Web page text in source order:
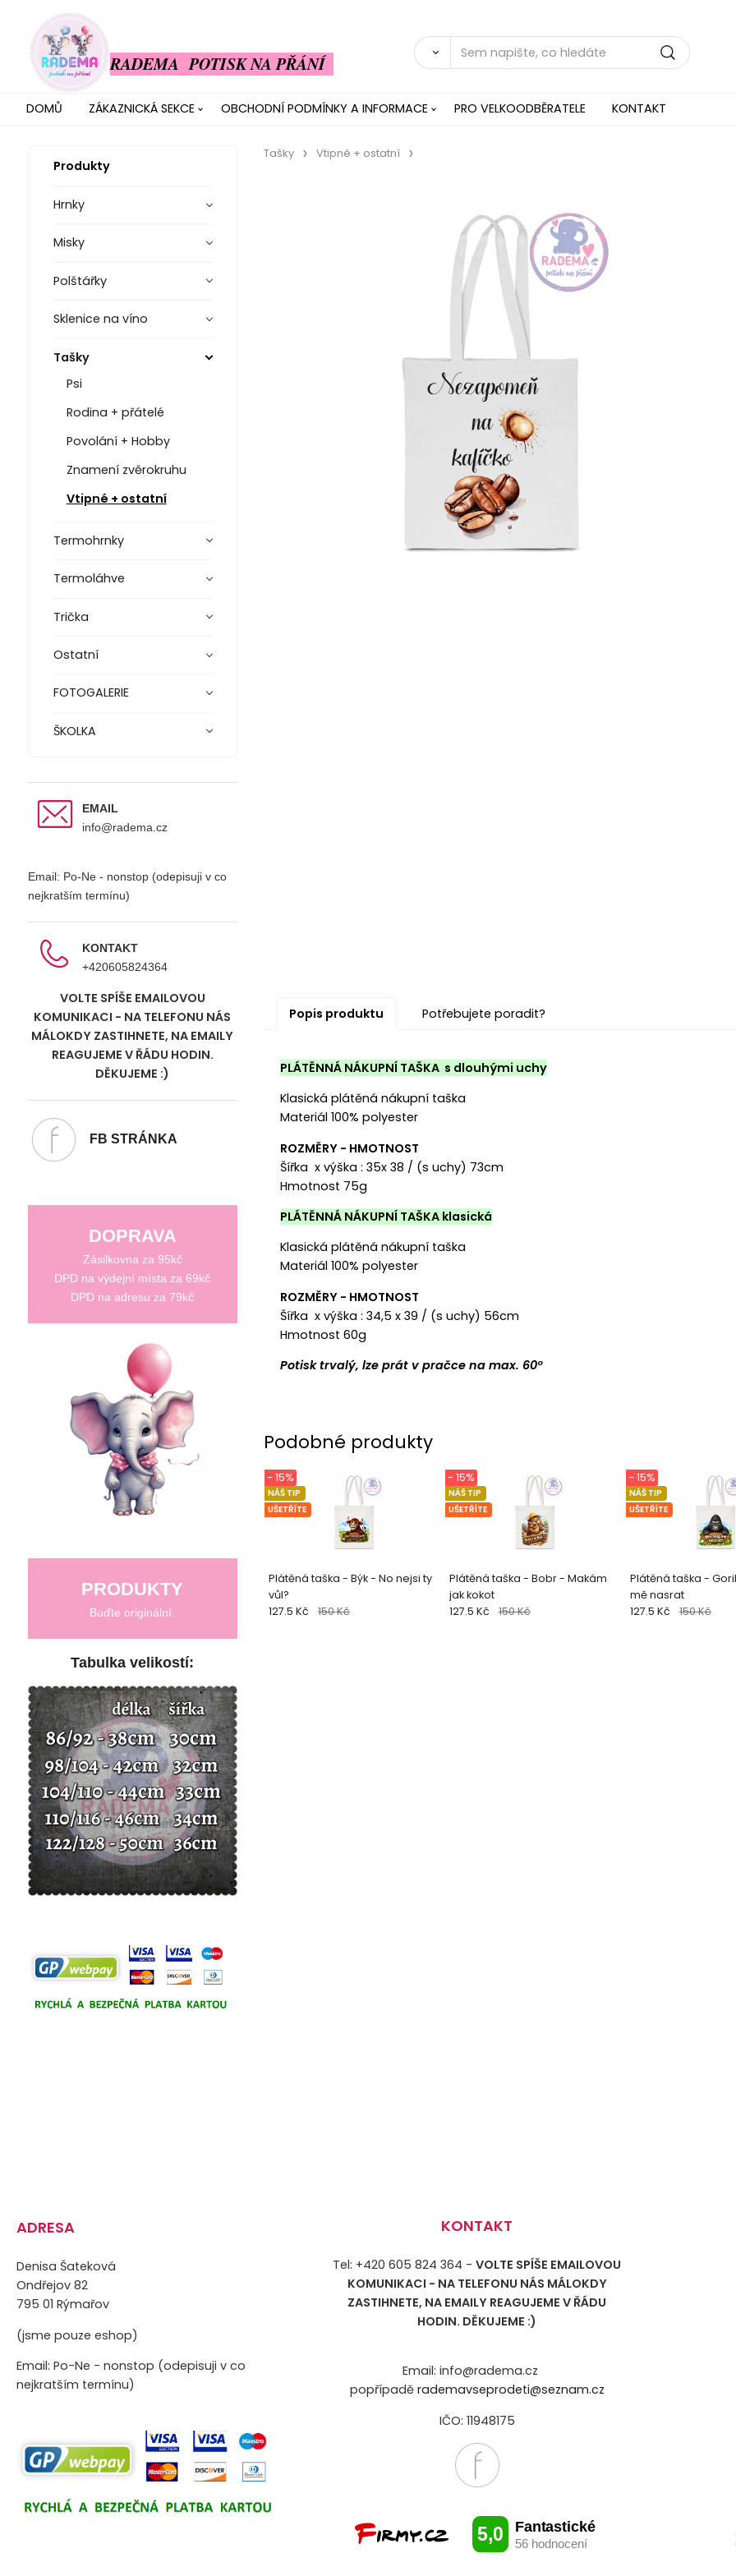
RADEMA POTISK NA PŘÁNÍ
DOMŮ ZÁKAZNICKÁ SEKCE OBCHODNÍ PODMÍNKY A INFORMACE PRO VELKOODBĚRATELE KONTAKT
Produkty
Hrnky
Misky
Polštářky
Sklenice na víno
Tašky
Psi
Rodina + přátelé
Povolání + Hobby
Znamení zvěrokruhu
Vtipné + ostatní
Termohrnky
Termoláhve
Trička
Ostatní
FOTOGALERIE
ŠKOLKA
EMAIL
info@radema.cz
Email: Po-Ne - nonstop (odepisuji v co
nejkratším termínu)
KONTAKT
+420605824364
VOLTE SPÍŠE EMAILOVOU
KOMUNIKACI - NA TELEFONU NÁS
MÁLOKDY ZASTIHNETE, NA EMAILY
REAGUJEME V ŘÁDU HODIN.
DĚKUJEME :)
FB STRÁNKA
DOPRAVA
Zásilkovna za 95kč
DPD na výdejní místa za 69kč
DPD na adresu za 79kč
PRODUKTY
Buďte originální.
Tabulka velikostí:
Tašky Vtipné + ostatní
Popis produktu Potřebujete poradit?
PLÁTĚNNÁ NÁKUPNÍ TAŠKA s dlouhými uchy
Klasická plátěná nákupní taška
Materiál 100% polyester
ROZMĚRY - HMOTNOST
Šířka x výška : 35x 38 / (s uchy) 73cm
Hmotnost 75g
PLÁTĚNNÁ NÁKUPNÍ TAŠKA klasická
Klasická plátěná nákupní taška
Materiál 100% polyester
ROZMĚRY - HMOTNOST
Šířka x výška : 34,5 x 39 / (s uchy) 56cm
Hmotnost 60g
Potisk trvalý, lze prát v pračce na max. 60°
Podobné produkty
Plátěná taška - Býk - No nejsi ty
vůl?
NÁŠ TIP
UŠETŘÍTE
- 15%
127.5 Kč 150 Kč
Plátěná taška - Bobr - Makám
jak kokot
NÁŠ TIP
UŠETŘÍTE
- 15%
127.5 Kč 150 Kč
Plátěná taška -
mě nasrat
NÁŠ TIP
UŠETŘÍTE
- 15%
127.5 Kč 150 Kč
ADRESA
Denisa Šateková
Ondřejov 82
795 01 Rýmařov
(jsme pouze eshop)
Email: Po-Ne - nonstop (odepisuji v co
nejkratším termínu)
KONTAKT
Tel: +420 605 824 364 -VOLTE SPÍŠE EMAILOVOU
KOMUNIKACI - NA TELEFONU NÁS MÁLOKDY
ZASTIHNETE, NA EMAILY REAGUJEME V ŘÁDU
HODIN. DĚKUJEME :)
Email: info@radema.cz
popřípadě rademavseprodeti@seznam.cz
IČO: 11948175